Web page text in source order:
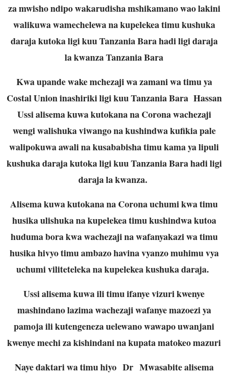
za mwisho ndipo wakarudisha mshikamano wao lakini
walikuwa wamechelewa na kupelekea timu kushuka
daraja kutoka ligi kuu Tanzania Bara hadi ligi daraja
la kwanza Tanzania Bara
Kwa upande wake mchezaji wa zamani wa timu ya
Costal Union inashiriki ligi kuu Tanzania Bara Hassan
Ussi alisema kuwa kutokana na Corona wachezaji
wengi walishuka viwango na kushindwa kufikia pale
walipokuwa awali na kusababisha timu kama ya lipuli
kushuka daraja kutoka ligi kuu Tanzania Bara hadi ligi
daraja la kwanza.
Alisema kuwa kutokana na Corona uchumi kwa timu
husika ulishuka na kupelekea timu kushindwa kutoa
huduma bora kwa wachezaji na wafanyakazi wa timu
husika hivyo timu ambazo havina vyanzo muhimu vya
uchumi viliteteleka na kupelekea kushuka daraja.
Ussi alisema kuwa ili timu ifanye vizuri kwenye
mashindano lazima wachezaji wafanye mazoezi ya
pamoja ili kutengeneza uelewano wawapo uwanjani
kwenye mechi za kishindani na kupata matokeo mazuri
Naye daktari wa timu hiyo Dr Mwasabite alisema